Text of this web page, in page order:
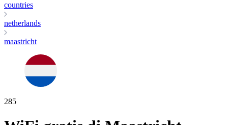
countries
netherlands
maastricht
285